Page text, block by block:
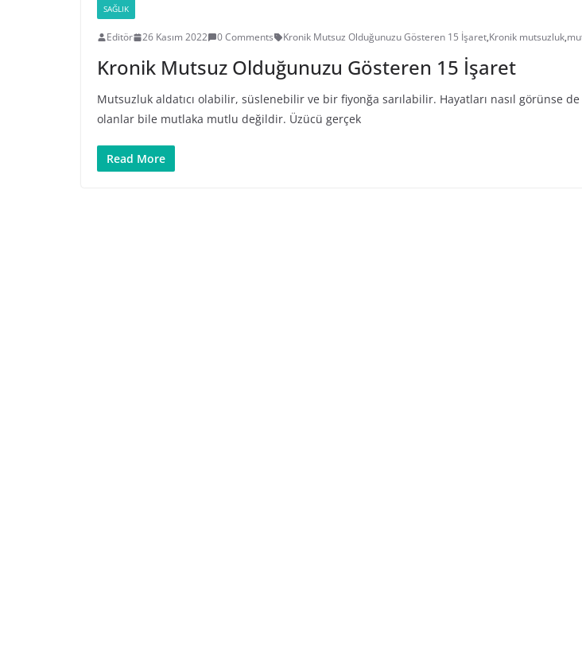
SAĞLIK
Editör 26 Kasım 2022 0 Comments Kronik Mutsuz Olduğunuzu Gösteren 15 İşaret,Kronik mutsuzluk,
Kronik Mutsuz Olduğunuzu Gösteren 15 İşaret
Mutsuzluk aldatıcı olabilir, süslenebilir ve bir fiyonğa sarılabilir. Hayatları nasıl görünse
olanlar bile mutlaka mutlu değildir. Üzücü gerçek
Read More